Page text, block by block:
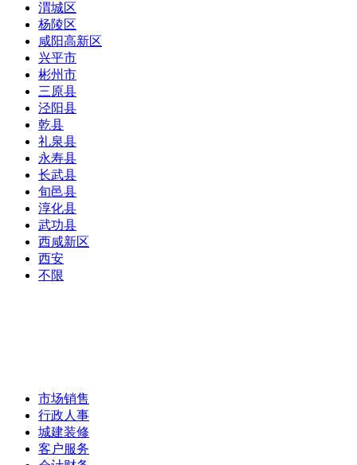
渭城区
杨陵区
咸阳高新区
兴平市
彬州市
三原县
泾阳县
乾县
礼泉县
永寿县
长武县
旬邑县
淳化县
武功县
西咸新区
西安
不限
市场销售
行政人事
城建装修
客户服务